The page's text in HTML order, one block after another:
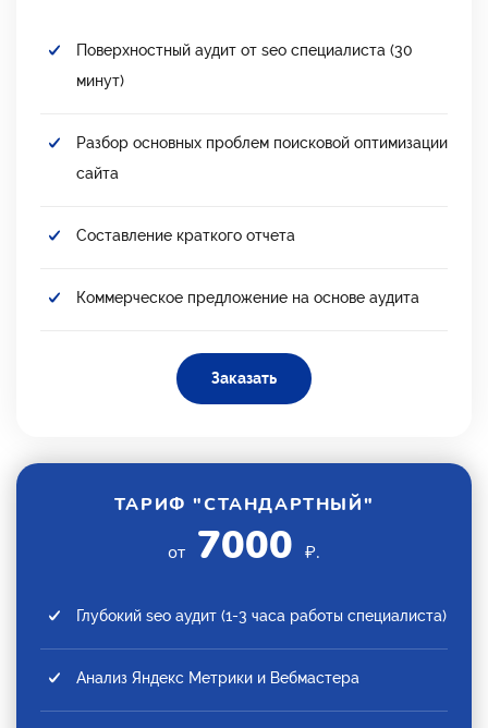
Поверхностный аудит от seo специалиста (30
минут)
Разбор основных проблем поисковой оптимизации
сайта
Составление краткого отчета
Коммерческое предложение на основе аудита
Заказать
ТАРИФ "СТАНДАРТНЫЙ"
от 7000 ₽.
Глубокий seo аудит (1-3 часа работы специалиста)
Анализ Яндекс Метрики и Вебмастера